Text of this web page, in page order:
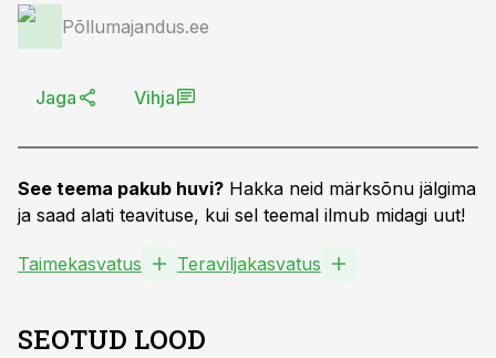
Põllumajandus.ee
Jaga Vihja
See teema pakub huvi? Hakka neid märksõnu jälgima
ja saad alati teavituse, kui sel teemal ilmub midagi uut!
Taimekasvatus Teraviljakasvatus
SEOTUD LOOD